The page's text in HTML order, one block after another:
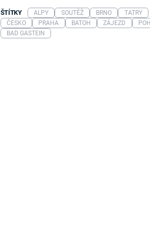
ŠTÍTKY ALPY SOUTĚŽ BRNO
TATRY
ČESKO
PRAHA BATOH ZÁJEZD
BAD GASTEIN